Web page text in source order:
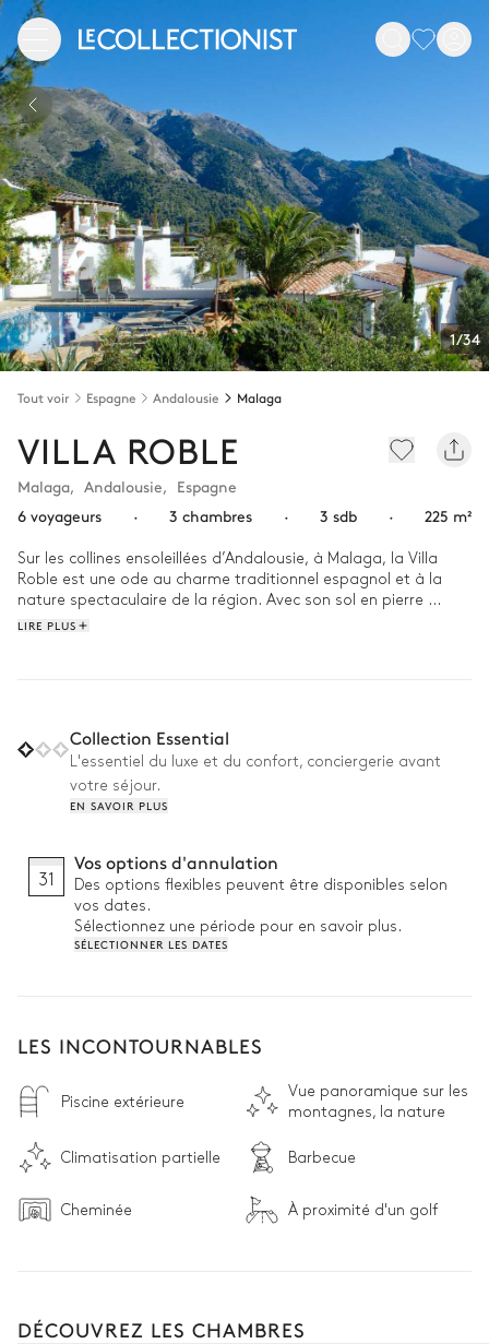
1/34
Tout voir Espagne Andalousie Malaga
VILLA ROBLE
Malaga, Andalousie, Espagne
6 voyageurs
· 3 chambres · 3 sdb · 225 m²
Sur les collines ensoleillées d’Andalousie, à Malaga, la Villa
Roble est une ode au charme traditionnel espagnol et à la
nature spectaculaire de la région. Avec son sol en pierre
typique, ses murs blanchis à la chaux et son toit en terre cuite,
espagnole. Savourez votre café du matin en admirant les
vues panoramiques sur la campagne et les montagnes. Plus
tard dans la matinée, plongez dans les eaux fraîches de la
piscine extérieure, puis peaufiner votre bronzage dans le
proches dans la cuisine extérieure alors que le soleil se couche
à l’horizon.
LIRE PLUS
Collection Essential
L'essentiel du luxe et du confort, conciergerie avant
votre séjour.
EN SAVOIR PLUS
31
Vos options d'annulation
Des options flexibles peuvent être disponibles selon
vos dates.
Sélectionnez une période pour en savoir plus.
SÉLECTIONNER LES DATES
LES INCONTOURNABLES
Piscine extérieure
Vue panoramique sur les
montagnes, la nature
Climatisation partielle Barbecue
Cheminée À proximité d'un golf
DÉCOUVREZ LES CHAMBRES